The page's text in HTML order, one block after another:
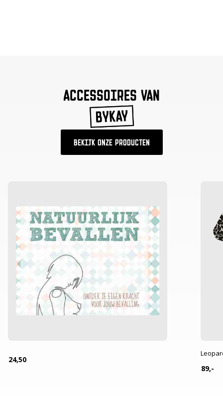
ACCESSOIRES VAN
BEKIJK ONZE PRODUCTEN
24,50
89,-